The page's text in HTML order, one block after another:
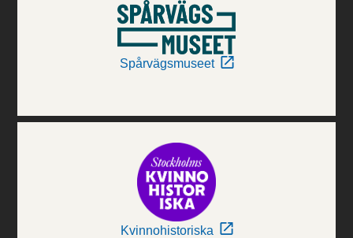
Spårvägsmuseet
Kvinnohistoriska